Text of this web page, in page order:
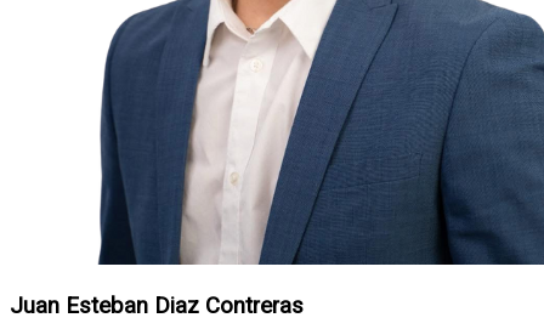
Juan Esteban Diaz Contreras